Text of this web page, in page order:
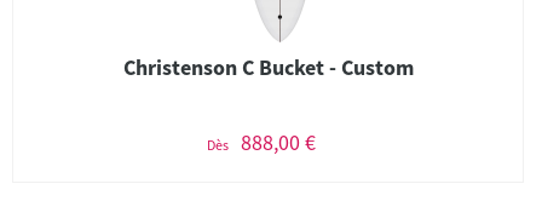
Christenson C Bucket - Custom
Dès 888,00 €